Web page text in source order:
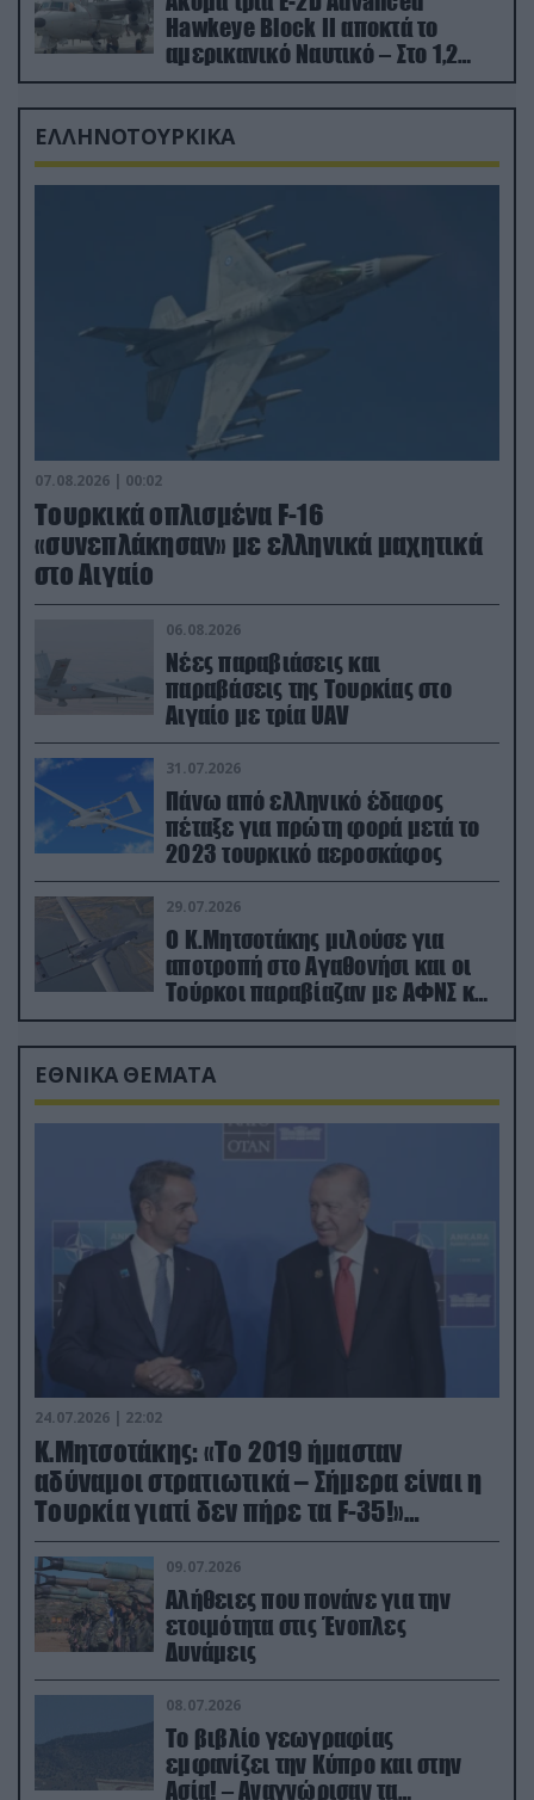
Hawkeye Block II αποκτά το
αμερικανικό Ναυτικό – Στο 1,2
δισ.δολάρια το κόστος
ΕΛΛΗΝΟΤΟΥΡΚΙΚΑ
07.08.2026 | 00:02
Τουρκικά οπλισμένα F-16
«συνεπλάκησαν» με ελληνικά μαχητικά
στο Αιγαίο
06.08.2026
Νέες παραβιάσεις και
παραβάσεις της Τουρκίας στο
Αιγαίο με τρία UAV
31.07.2026
Πάνω από ελληνικό έδαφος
πέταξε για πρώτη φορά μετά το
2023 τουρκικό αεροσκάφος
29.07.2026
Ο Κ.Μητσοτάκης μιλούσε για
αποτροπή στο Αγαθονήσι και οι
Τούρκοι παραβίαζαν με ΑΦΝΣ και
drone
ΕΘΝΙΚΑ ΘΕΜΑΤΑ
24.07.2026 | 22:02
Κ.Μητσοτάκης: «Το 2019 ήμασταν
αδύναμοι στρατιωτικά – Σήμερα είναι η
Τουρκία γιατί δεν πήρε τα F-35!»
(βίντεο)
09.07.2026
Αλήθειες που πονάνε για την
ετοιμότητα στις Ένοπλες
Δυνάμεις
08.07.2026
Το βιβλίο γεωγραφίας
εμφανίζει την Κύπρο και στην
Ασία! – Αναγνώρισαν τα